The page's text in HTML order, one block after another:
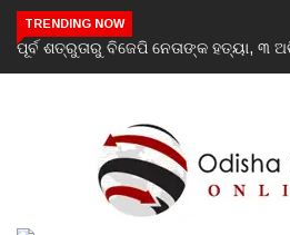
TRENDING NOW
ବାନ୍ଧିଲା ପୋଲିସ ‘Youth don’t need
RSS chief Mohan